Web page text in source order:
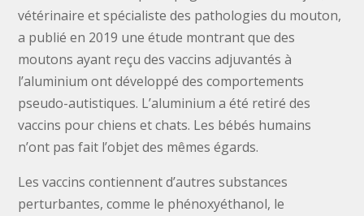
vétérinaire et spécialiste des pathologies du mouton,
a publié en 2019 une étude montrant que des
moutons ayant reçu des vaccins adjuvantés à
l’aluminium ont développé des comportements
pseudo-autistiques. L’aluminium a été retiré des
vaccins pour chiens et chats. Les bébés humains
n’ont pas fait l’objet des mêmes égards.
Les vaccins contiennent d’autres substances
perturbantes, comme le phénoxyéthanol, le